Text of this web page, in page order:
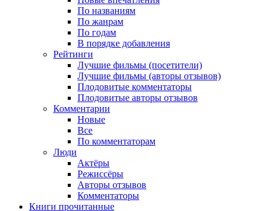
По названиям
По жанрам
По годам
В порядке добавления
Рейтинги
Лучшие фильмы (посетители)
Лучшие фильмы (авторы отзывов)
Плодовитые комментаторы
Плодовитые авторы отзывов
Комментарии
Новые
Все
По комментаторам
Люди
Актёры
Режиссёры
Авторы отзывов
Комментаторы
Книги прочитанные